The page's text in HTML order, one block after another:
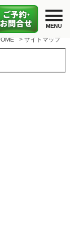
>サイトマップ